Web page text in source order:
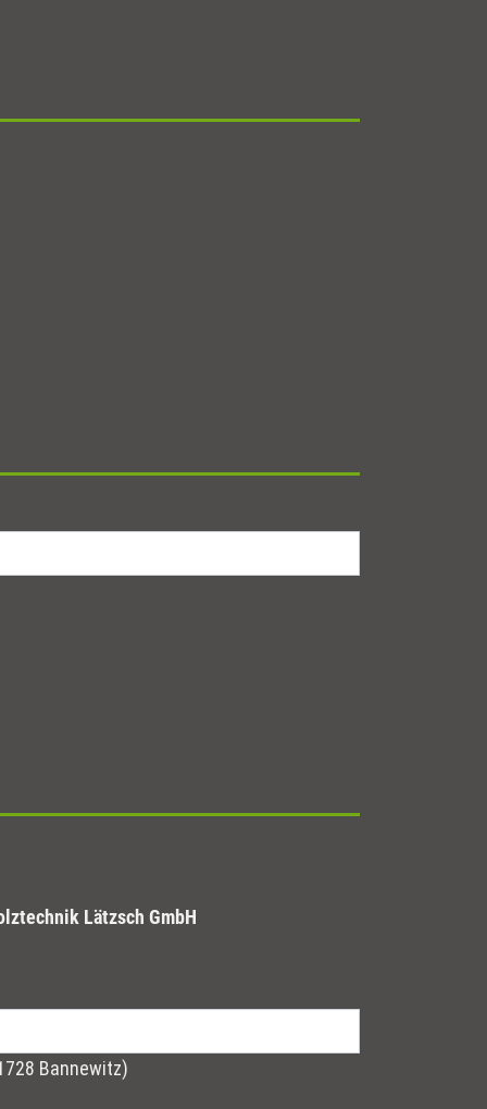
Lätzsch GmbH
Bannewitz)